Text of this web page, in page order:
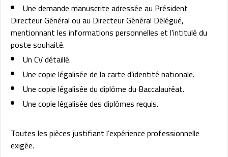
Une demande manuscrite adressée au Président
Directeur Général ou au Directeur Général Délégué,
mentionnant les informations personnelles et l’intitulé du
poste souhaité.
Un CV détaillé.
Une copie légalisée de la carte d’identité nationale.
Une copie légalisée du diplôme du Baccalauréat.
Une copie légalisée des diplômes requis.
Toutes les pièces justifiant l’expérience professionnelle
exigée.